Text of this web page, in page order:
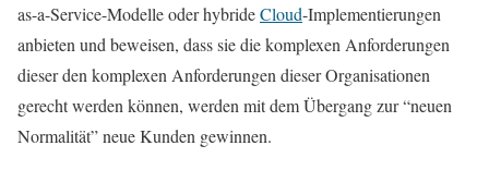
as-a-Service-Modelle oder hybrideCloud-Implementierungen
anbieten und beweisen, dass sie die komplexen Anforderungen
dieser den komplexen Anforderungen dieser Organisationen
gerecht werden können, werden mit dem Übergang zur “neuen
Normalität” neue Kunden gewinnen.